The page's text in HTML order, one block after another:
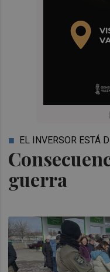
guerra
EL INVERSOR ESTÁ